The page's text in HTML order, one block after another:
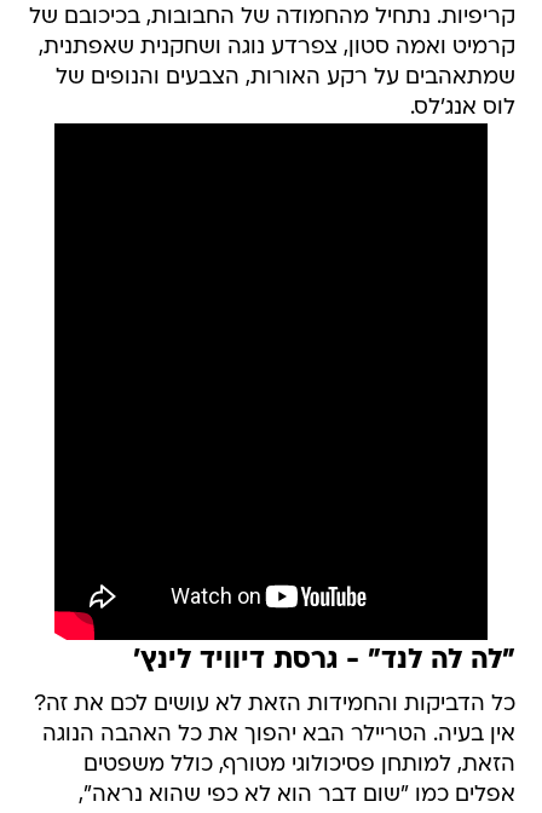
קריפיות. נתחיל מהחמודה של החבובות, בכיכובם של
קרמיט ואמה סטון, צפרדע נוגה ושחקנית שאפתנית,
שמתאהבים על רקע האורות, הצבעים והנופים של
לוס אנג'לס.
"לה לה לנד" - גרסת דיוויד לינץ'
כל הדביקות והחמידות הזאת לא עושים לכם את זה?
אין בעיה. הטריילר הבא יהפוך את כל האהבה הנוגה
הזאת, למותחן פסיכולוגי מטורף, כולל משפטים
אפלים כמו "שום דבר הוא לא כפי שהוא נראה",